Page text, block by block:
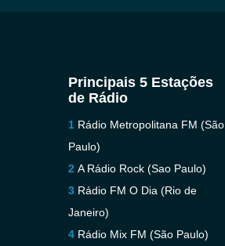
Principais 5 Estações
de Rádio
Rádio Metropolitana FM (São
Paulo)
A Rádio Rock (Sao Paulo)
Rádio FM O Dia (Rio de
Janeiro)
Rádio Mix FM (São Paulo)